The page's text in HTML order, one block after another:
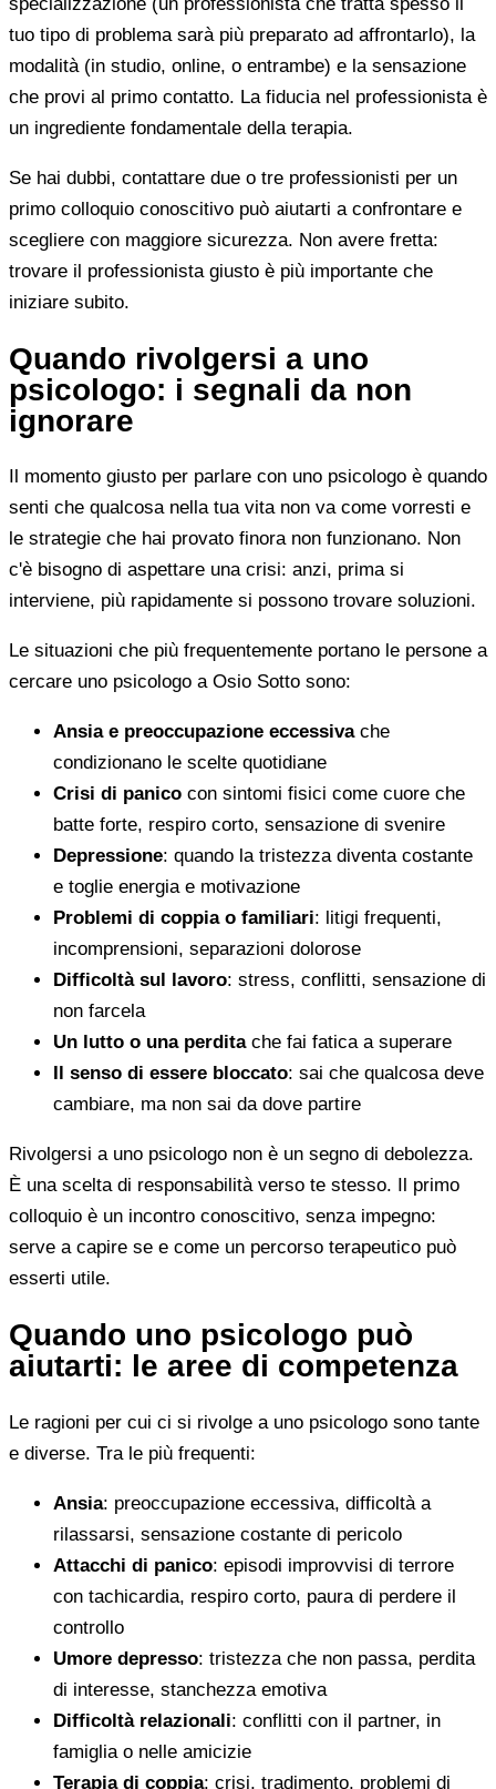
tuo tipo di problema sarà più preparato ad affrontarlo), la
modalità (in studio, online, o entrambe) e la sensazione
che provi al primo contatto. La fiducia nel professionista è
un ingrediente fondamentale della terapia.
Se hai dubbi, contattare due o tre professionisti per un
primo colloquio conoscitivo può aiutarti a confrontare e
scegliere con maggiore sicurezza. Non avere fretta:
trovare il professionista giusto è più importante che
iniziare subito.
Quando rivolgersi a uno
psicologo: i segnali da non
ignorare
Il momento giusto per parlare con uno psicologo è quando
senti che qualcosa nella tua vita non va come vorresti e
le strategie che hai provato finora non funzionano. Non
c'è bisogno di aspettare una crisi: anzi, prima si
interviene, più rapidamente si possono trovare soluzioni.
Le situazioni che più frequentemente portano le persone a
cercare uno psicologo a Osio Sotto sono:
Ansia e preoccupazione eccessivache
condizionano le scelte quotidiane
Crisi di panico con sintomi fisici come cuore che
batte forte, respiro corto, sensazione di svenire
Depressione: quando la tristezza diventa costante
e toglie energia e motivazione
Problemi di coppia o familiari: litigi frequenti,
incomprensioni, separazioni dolorose
Difficoltà sul lavoro: stress, conflitti, sensazione di
non farcela
Un lutto o una perditache fai fatica a superare
Il senso di essere bloccato: sai che qualcosa deve
cambiare, ma non sai da dove partire
Rivolgersi a uno psicologo non è un segno di debolezza.
È una scelta di responsabilità verso te stesso. Il primo
colloquio è un incontro conoscitivo, senza impegno:
serve a capire se e come un percorso terapeutico può
esserti utile.
Quando uno psicologo può
aiutarti: le aree di competenza
Le ragioni per cui ci si rivolge a uno psicologo sono tante
e diverse. Tra le più frequenti:
Ansia: preoccupazione eccessiva, difficoltà a
rilassarsi, sensazione costante di pericolo
Attacchi di panico: episodi improvvisi di terrore
con tachicardia, respiro corto, paura di perdere il
controllo
Umore depresso: tristezza che non passa, perdita
di interesse, stanchezza emotiva
Difficoltà relazionali: conflitti con il partner, in
famiglia o nelle amicizie
Terapia di coppia: crisi, tradimento, problemi di